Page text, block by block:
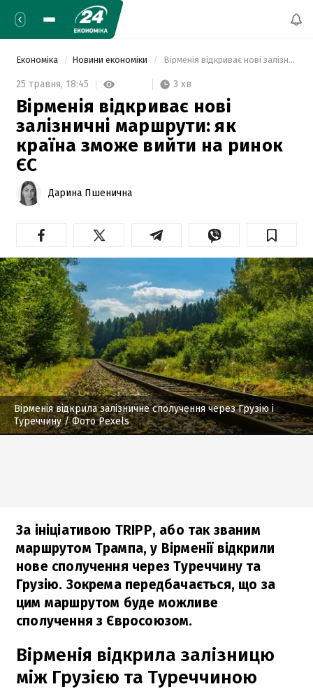
Економіка Новини економіки Вірменія відкриває нові залізничні маршрути: як країна зможе вийти на ринок ЄС
25 травня, 18:45 3 хв
Вірменія відкриває нові
залізничні маршрути: як
країна зможе вийти на ринок
ЄС
Дарина Пшенична
Вірменія відкрила залізничне сполучення через Грузію і
Туреччину/ Фото Pexels
За ініціативою TRIPP, або так званим
маршрутом Трампа, у Вірменії відкрили
нове сполучення через Туреччину та
Грузію. Зокрема передбачається, що за
цим маршрутом буде можливе
сполучення з Євросоюзом.
Вірменія відкрила залізницю
між Грузією та Туреччиною